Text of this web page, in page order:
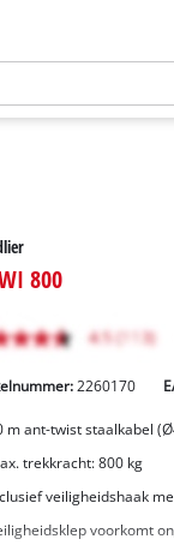
800
2260170
m ant-twist staalkabel
trekkracht: 800 kg
veiligheidshaak
voorkomt